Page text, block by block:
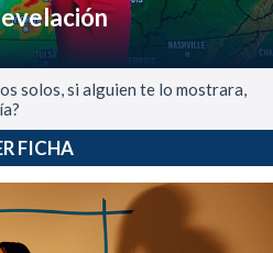
solos, si alguien te lo mostrara,
FICHA